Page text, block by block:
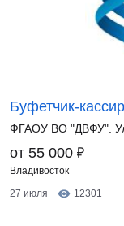
Буфетчик-кассир
ФГАОУ ВО "ДВФУ".
от 55 000 ₽
Владивосток
27 июля
12301